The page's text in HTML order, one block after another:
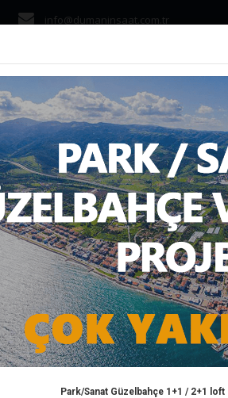
info@dumaninsaat.com.tr
TRIO
PROJELER Tamamlanan
Park/Sanat Güzelbahçe 1+1 / 2+1